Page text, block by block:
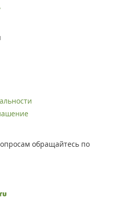
обращайтесь по